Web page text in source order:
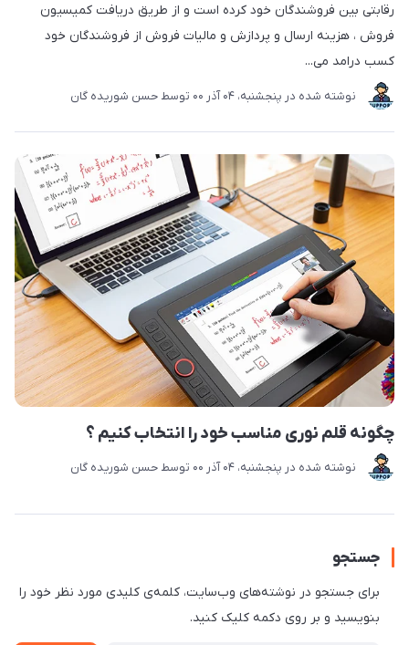
رقابتی بین فروشندگان خود کرده است و از طریق دریافت کمیسیون
فروش ، هزینه ارسال و پردازش و مالیات فروش از فروشندگان خود
کسب درامد می...
نوشته شده در پنجشنبه، 04 آذر 00 توسط حسن شوریده گان
چگونه قلم نوری مناسب خود را انتخاب کنیم ؟
نوشته شده در پنجشنبه، 04 آذر 00 توسط حسن شوریده گان
جستجو
برای جستجو در نوشته‌های وب‌سایت، کلمه‌ی کلیدی مورد نظر خود را
بنویسید و بر روی دکمه کلیک کنید.